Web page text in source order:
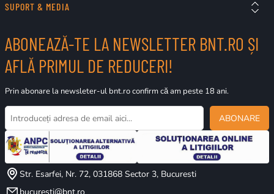
SUPORT & MEDIA
ABONEAZĂ-TE LA NEWSLETTER BNT.RO ȘI
AFLĂ PRIMUL DE REDUCERI!
Prin abonare la newsleter-ul bnt.ro confirm că am peste 18 ani.
ABONARE
Str. Esarfei, Nr. 72, 031868 Sector 3, Bucuresti